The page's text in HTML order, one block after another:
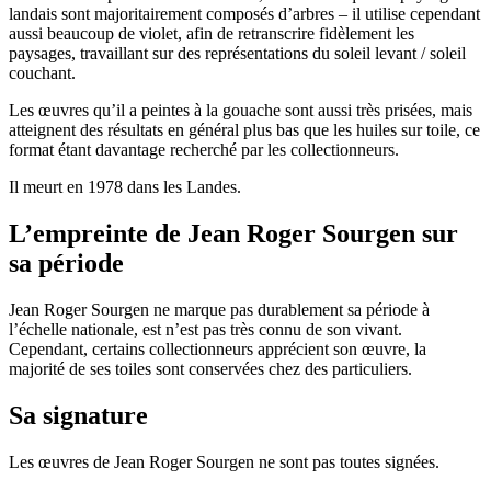
landais sont majoritairement composés d’arbres – il utilise cependant
aussi beaucoup de violet, afin de retranscrire fidèlement les
paysages, travaillant sur des représentations du soleil levant / soleil
couchant.
Les œuvres qu’il a peintes à la gouache sont aussi très prisées, mais
atteignent des résultats en général plus bas que les huiles sur toile, ce
format étant davantage recherché par les collectionneurs.
Il meurt en 1978 dans les Landes.
L’empreinte de Jean Roger Sourgen sur
sa période
Jean Roger Sourgen ne marque pas durablement sa période à
l’échelle nationale, est n’est pas très connu de son vivant.
Cependant, certains collectionneurs apprécient son œuvre, la
majorité de ses toiles sont conservées chez des particuliers.
Sa signature
Les œuvres de Jean Roger Sourgen ne sont pas toutes signées.